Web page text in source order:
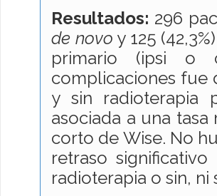
Resultados: 296
de novo y 125
primario (ipsi o
complicaciones fue
y sin radioterapia
asociada a una
corto de Wise. No
retraso
radioterapia o sin,